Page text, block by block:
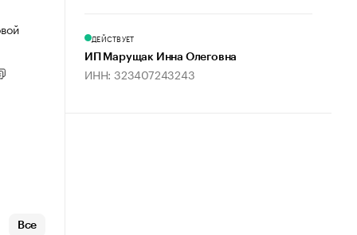
Все
ДЕЙСТВУЕТ
ИП Марущак Инна Олеговна
ИНН: 323407243243